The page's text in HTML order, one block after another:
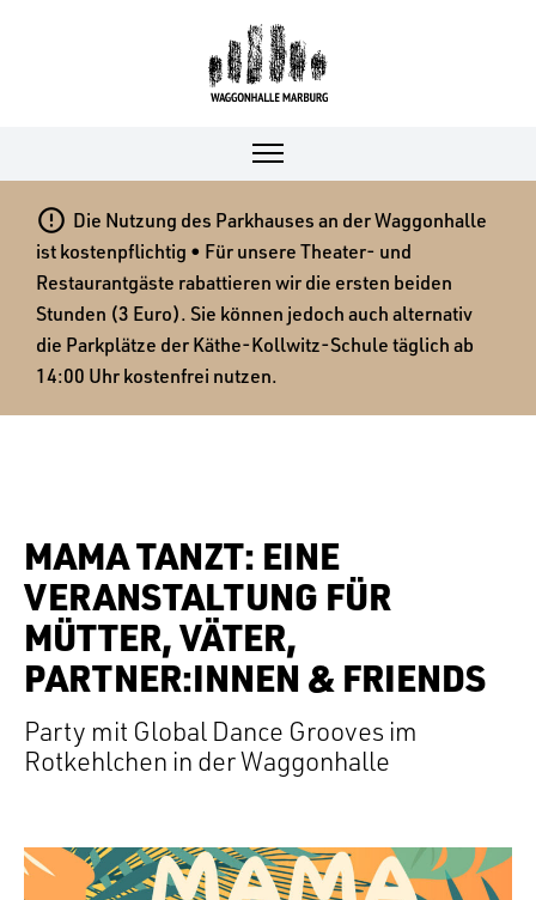
 Die Nutzung des Parkhauses an der Waggonhalle
ist kostenpflichtig • Für unsere Theater- und
Restaurantgäste rabattieren wir die ersten beiden
Stunden (3 Euro). Sie können jedoch auch alternativ
die Parkplätze der Käthe-Kollwitz-Schule täglich ab
14:00 Uhr kostenfrei nutzen.
MAMA TANZT: EINE
VERANSTALTUNG FÜR
MÜTTER, VÄTER,
PARTNER:INNEN & FRIENDS
Party mit Global Dance Grooves im
Rotkehlchen in der Waggonhalle